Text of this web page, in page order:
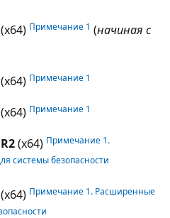
(x64) Примечание 1 (начиная с
(x64) Примечание 1
(x64) Примечание 1
(x64) Примечание 1.
системы безопасности
(x64) Примечание 1. Расширенные